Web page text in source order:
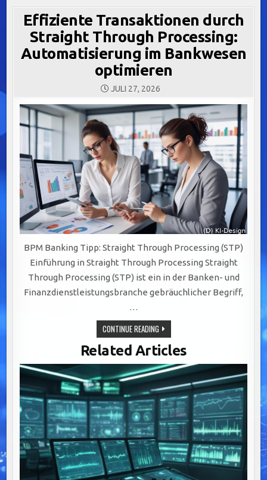
Effiziente Transaktionen durch
Straight Through Processing:
Automatisierung im Bankwesen
optimieren
JULI 27, 2026
BPM Banking Tipp: Straight Through Processing (STP)
Einführung in Straight Through Processing Straight
Through Processing (STP) ist ein in der Banken- und
Finanzdienstleistungsbranche gebräuchlicher Begriff,
…
CONTINUE READINGEFFIZIENTE
TRANSAKTIONEN
DURCH
STRAIGHT
THROUGH
PROCESSING:
AUTOMATISIERUNG
IM
BANKWESEN
OPTIMIEREN
Related Articles